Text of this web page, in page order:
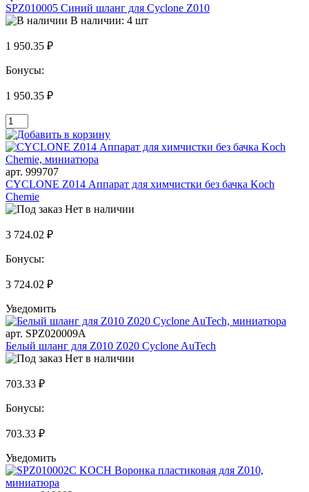
SPZ010005 Синий шланг для Cyclone Z010
В наличии: 4 шт
1 950.35 ₽
Бонусы:
1 950.35 ₽
арт. 999707
CYCLONE Z014 Аппарат для химчистки без бачка Koch
Chemie
Нет в наличии
3 724.02 ₽
Бонусы:
3 724.02 ₽
Уведомить
арт. SPZ020009A
Белый шланг для Z010 Z020 Cyclone AuTech
Нет в наличии
703.33 ₽
Бонусы:
703.33 ₽
Уведомить